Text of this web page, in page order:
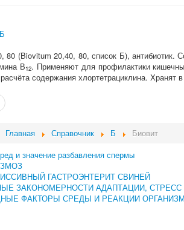
Б
80 (Biovitum 20,40, 80, список Б), антибиотик.
В12. Применяют для профилактики
содержания хлортетрациклина.
Главная Справочник Б
Биовит
и значение разбавления спермы
ГАСТРОЭНТЕРИТ СВИНЕЙ
ЗАКОНОМЕРНОСТИ АДАПТАЦИИ,
ФАКТОРЫ СРЕДЫ И РЕАКЦИИ